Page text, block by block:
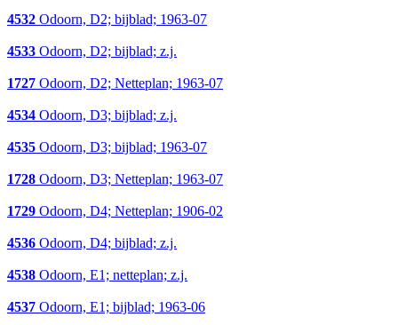
4532 Odoorn, D2; bijblad; 1963-07
4533 Odoorn, D2; bijblad; z.j.
1727 Odoorn, D2; Netteplan; 1963-07
4534 Odoorn, D3; bijblad; z.j.
4535 Odoorn, D3; bijblad; 1963-07
1728 Odoorn, D3; Netteplan; 1963-07
1729 Odoorn, D4; Netteplan; 1906-02
4536 Odoorn, D4; bijblad; z.j.
4538 Odoorn, E1; netteplan; z.j.
4537 Odoorn, E1; bijblad; 1963-06